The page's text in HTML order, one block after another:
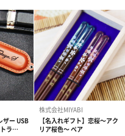
相手に手間をかけたくない
フラワーギフトです。水替
張のある方にも気軽に贈
フスキーがさりげなく輝